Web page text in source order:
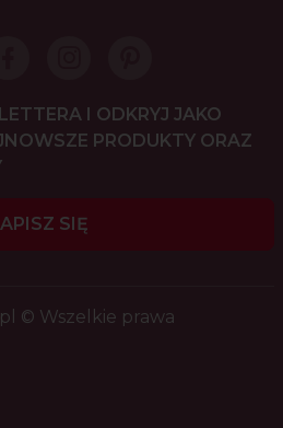
I ODKRYJ JAKO
PRODUKTY ORAZ
SIĘ
© Wszelkie prawa